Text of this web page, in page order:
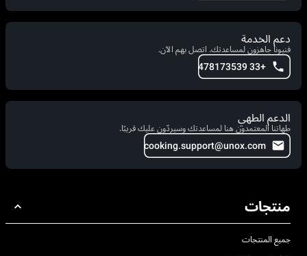
دعم الخدمة
فنيونا جاهزون لمساعدتك. اتصل بهم الآن.
+33 478173539
الدعم الطهي
طهاتنا المعتمدون هنا لمساعدتك وسيردّون عليك قريبًا.
cooking.support@unox.com
منتجات
جميع المنتجات